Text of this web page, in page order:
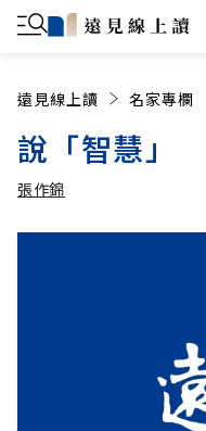
遠見線上讀 名家專欄
說「智慧」
張作錦